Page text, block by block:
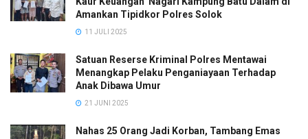
Amankan Tipidkor Polres Solok
11 JULI 2025
Satuan Reserse Kriminal Polres Mentawai
Menangkap Pelaku Penganiayaan Terhadap
Anak Dibawa Umur
21 JUNI 2025
Nahas 25 Orang Jadi Korban, Tambang Emas